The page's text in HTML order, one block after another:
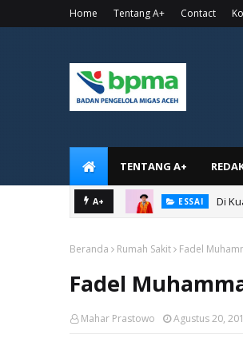
Home Tentang A+ Contact
TENTANG A+
A+ ESSAI Di
Beranda Rumah Sakit Fadel
Fadel
Mahar Prastowo Agustus 20,